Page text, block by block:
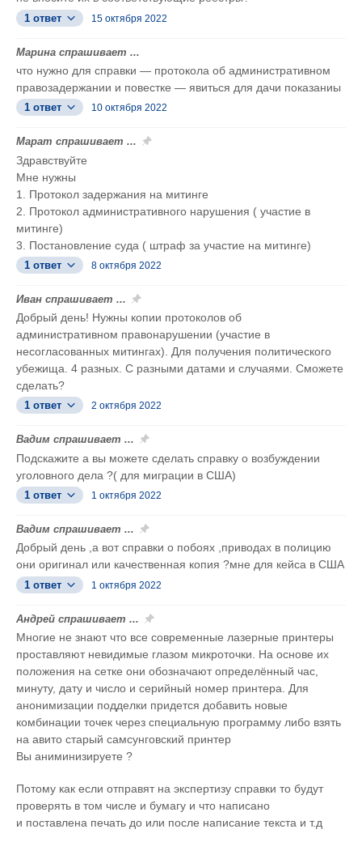
1 ответ 15 октября 2022
Марина спрашивает ...
что нужно для справки — протокола об административном
правозадержании и повестке — явиться для дачи показаниы
1 ответ 10 октября 2022
Марат спрашивает ...
Здравствуйте
Мне нужны
1. Протокол задержания на митинге
2. Протокол административного нарушения ( участие в
митинге)
3. Постановление суда ( штраф за участие на митинге)
1 ответ 8 октября 2022
Иван спрашивает ...
Добрый день! Нужны копии протоколов об
административном правонарушении (участие в
несогласованных митингах). Для получения политического
убежища. 4 разных. С разными датами и случаями. Сможете
сделать?
1 ответ 2 октября 2022
Вадим спрашивает ...
Подскажите а вы можете сделать справку о возбуждении
уголовного дела ?( для миграции в США)
1 ответ 1 октября 2022
Вадим спрашивает ...
Добрый день ,а вот справки о побоях ,приводах в полицию
они оригинал или качественная копия ?мне для кейса в США
1 ответ 1 октября 2022
Андрей спрашивает ...
Многие не знают что все современные лазерные принтеры
проставляют невидимые глазом микроточки. На основе их
положения на сетке они обозначают определённый час,
минуту, дату и число и серийный номер принтера. Для
анонимизации подделки придется добавить новые
комбинации точек через специальную программу либо взять
на авито старый самсунговский принтер
Вы аниминизируете ?
Потому как если отправят на экспертизу справки то будут
проверять в том числе и бумагу и что написано
и поставлена печать до или после написание текста и т.д